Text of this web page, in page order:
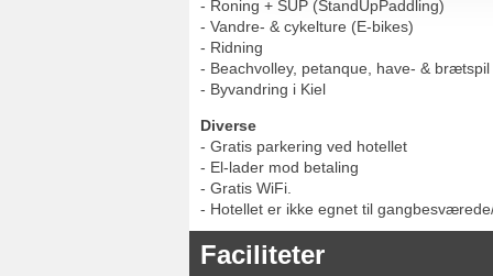
- Roning + SUP (StandUpPaddling)
- Vandre- & cykelture (E-bikes)
- Ridning
- Beachvolley, petanque, have- & brætspil
- Byvandring i Kiel
Diverse
- Gratis parkering ved hotellet
- El-lader mod betaling
- Gratis WiFi.
- Hotellet er ikke egnet til
Faciliteter